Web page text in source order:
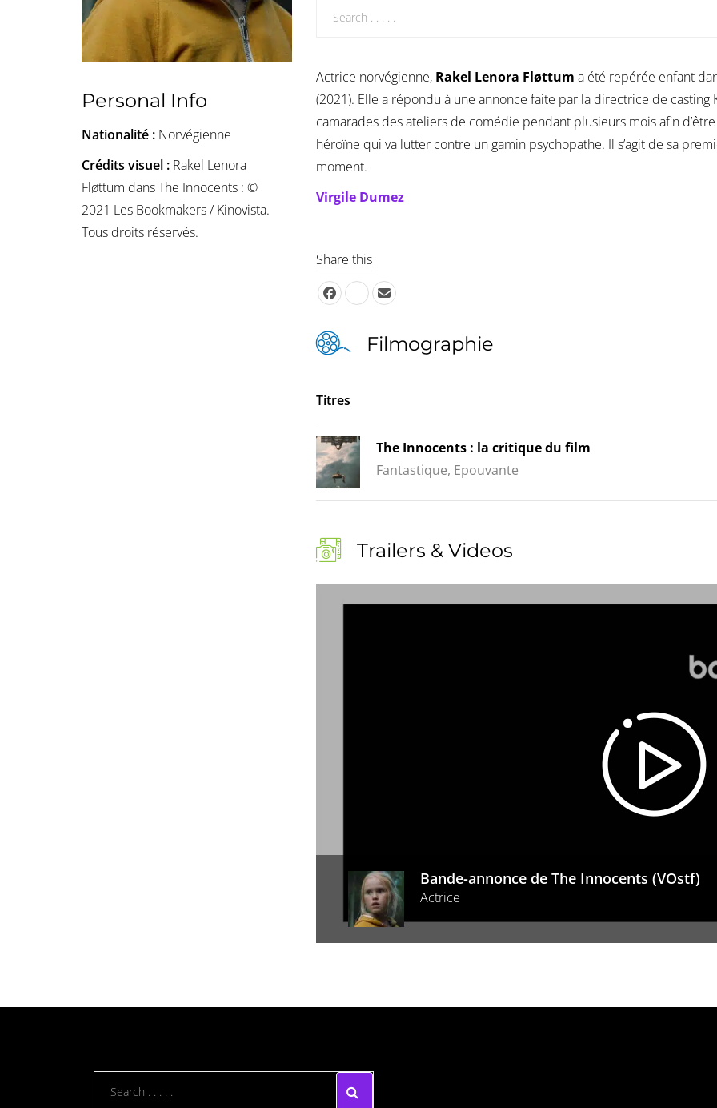
Personal Info
Nationalité : Norvégienne
Crédits visuel : Rakel Lenora
Fløttum dans The Innocents : ©
2021 Les Bookmakers / Kinovista.
Tous droits réservés.
Actrice norvégienne, Rakel Lenora Fløttum a été repérée enfant
(2021). Elle a répondu à une annonce faite par la directrice de casting
camarades des ateliers de comédie pendant plusieurs mois afin
héroïne qui va lutter contre un gamin psychopathe. Il s’agit de sa
moment.
Virgile Dumez
Share this
Filmographie
Titres
The Innocents : la critique du film
Fantastique, Epouvante
Trailers & Videos
Bande-annonce de The Innocents (VOstf)
Actrice